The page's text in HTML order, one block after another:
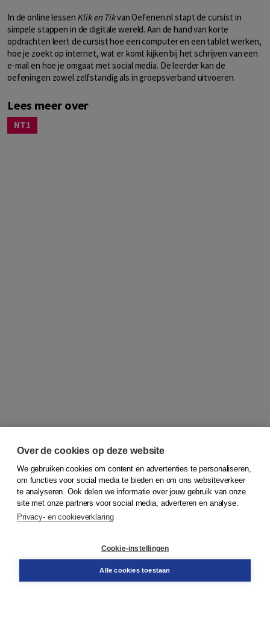
In de online lessen Klik en Tikvan Oefenen.nl stapt de cursist in
simpele stappen in de digitale wereld. Aan de hand van korte
opdrachten leert de cursist hoe een computer en een tablet werken,
hoe je zoekt op internet, wat er komt kijken bij het schrijven van een
e-mail en hoe je omgaat met social media. De leerder kan de
oefeningen zowel zelfstandig als in groepsverband uitvoeren.
Lees meer over
NT1
© 2026Koninklijke Boom uitgevers
Bestellen
Over de cookies op deze website
We gebruiken cookies om content en advertenties te personaliseren,
om functies voor social media te bieden en om ons websiteverkeer
te analyseren. Ook delen we informatie over jouw gebruik van onze
site met onze partners voor social media, adverteren en analyse.
Privacy- en cookieverklaring
Cookie-instellingen
Alle cookies toestaan